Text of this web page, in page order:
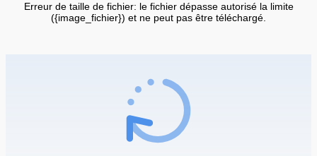
Erreur de taille de fichier: le fichier dépasse autorisé la limite
({image_fichier}) et ne peut pas être téléchargé.